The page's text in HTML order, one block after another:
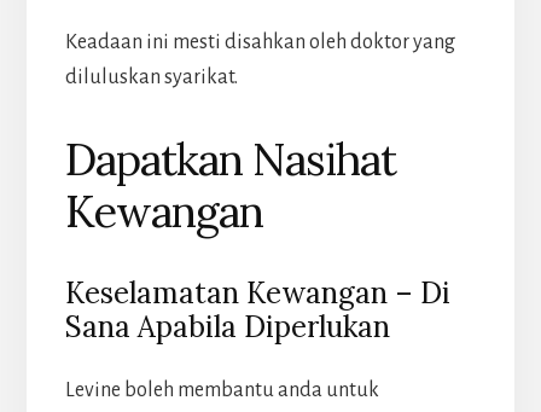
Keadaan ini mesti disahkan oleh doktor yang
diluluskan syarikat.
Dapatkan Nasihat
Kewangan
Keselamatan Kewangan – Di
Sana Apabila Diperlukan
Levine boleh membantu anda untuk